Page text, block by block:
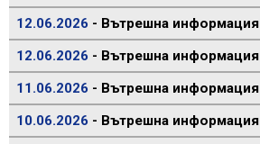
12.06.2026 - Вътрешна информация
12.06.2026 - Вътрешна информация
11.06.2026 - Вътрешна информация
10.06.2026 - Вътрешна информация